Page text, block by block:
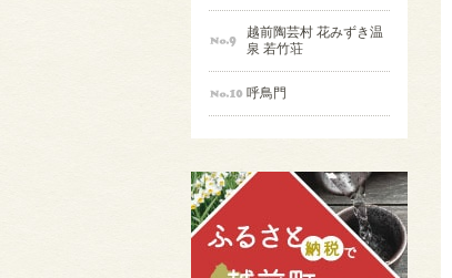
越前陶芸村 花みずき温
泉 若竹荘
呼鳥門